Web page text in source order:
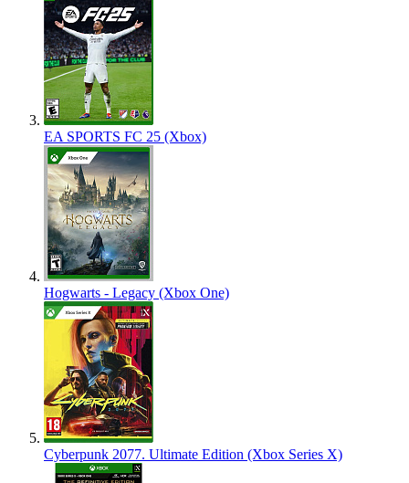
EA SPORTS FC 25 (Xbox)
Hogwarts - Legacy (Xbox One)
Cyberpunk 2077. Ultimate Edition (Xbox Series X)